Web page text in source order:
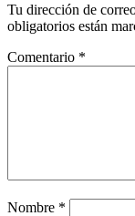
Tu dirección de
obligatorios están
Comentario *
Nombre *